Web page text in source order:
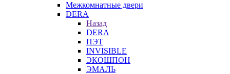
Межкомнатные двери
DERA
Назад
DERA
ПЭТ
INVISIBLE
ЭКОШПОН
ЭМАЛЬ